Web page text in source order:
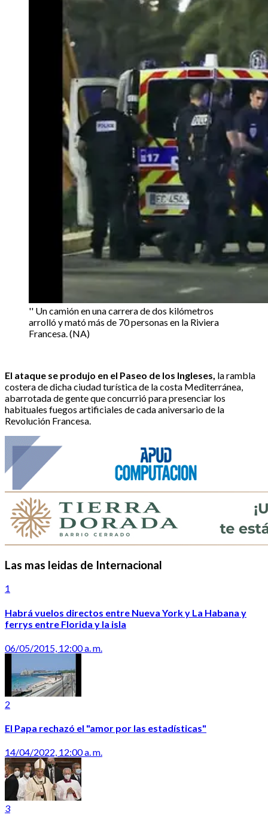
'' Un camión en una carrera de dos kilómetros
arrolló y mató más de 70 personas en la Riviera
Francesa. (NA)
El ataque se produjo en el Paseo de los Ingleses, la rambla
costera de dicha ciudad turística de la costa Mediterránea,
abarrotada de gente que concurrió para presenciar los
habituales fuegos artificiales de cada aniversario de la
Revolución Francesa.
Las mas leidas de Internacional
1
Habrá vuelos directos entre Nueva York y La Habana y
ferrys entre Florida y la isla
06/05/2015, 12:00 a. m.
2
El Papa rechazó el "amor por las estadísticas"
14/04/2022, 12:00 a. m.
3